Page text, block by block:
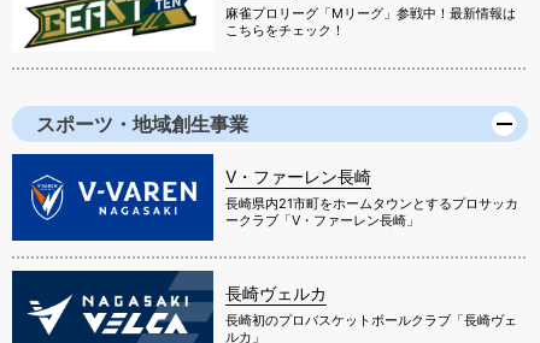
麻雀プロリーグ「Mリーグ」参戦中！最新情報は
こちらをチェック！
スポーツ・地域創生事業
V・ファーレン長崎
長崎県内21市町をホームタウンとするプロサッカ
ークラブ「V・ファーレン長崎」
長崎ヴェルカ
長崎初のプロバスケットボールクラブ「長崎ヴェ
ルカ」